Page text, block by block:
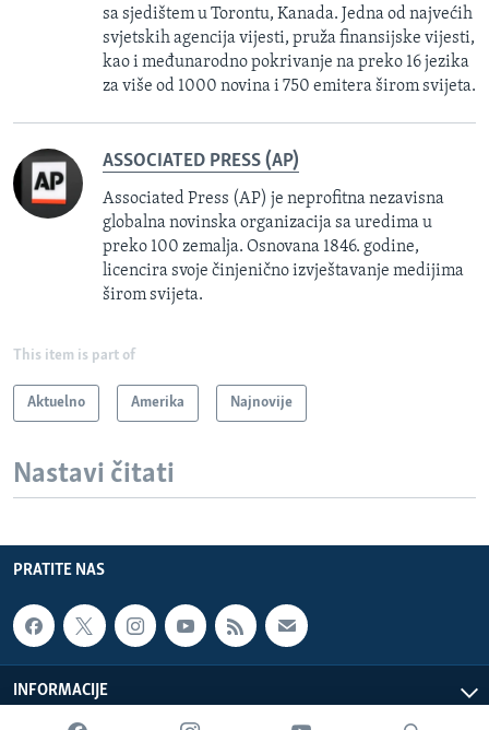
sa sjedištem u Torontu, Kanada. Jedna od najvećih
svjetskih agencija vijesti, pruža finansijske vijesti,
kao i međunarodno pokrivanje na preko 16 jezika
za više od 1000 novina i 750 emitera širom svijeta.
ASSOCIATED PRESS (AP)
Associated Press (AP) je neprofitna nezavisna
globalna novinska organizacija sa uredima u
preko 100 zemalja. Osnovana 1846. godine,
licencira svoje činjenično izvještavanje medijima
širom svijeta.
This item is part of
Aktuelno Amerika Najnovije
Nastavi čitati
PRATITE NAS
INFORMACIJE